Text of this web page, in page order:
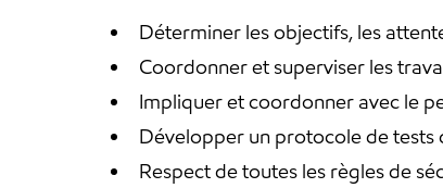
Déterminer les objectifs, les
Coordonner et superviser les
Impliquer et coordonner avec le
Développer un protocole de tests
Respect de toutes les règles de